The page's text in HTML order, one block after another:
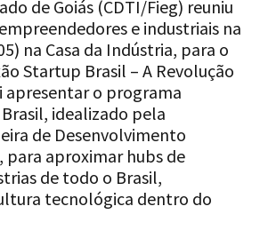
de Goiás (CDTI/Fieg) reuniu
e industriais na
na Casa da Indústria, para o
Startup Brasil – A Revolução
apresentar o programa
idealizado pela
de Desenvolvimento
para aproximar hubs de
de todo o Brasil,
tecnológica dentro do